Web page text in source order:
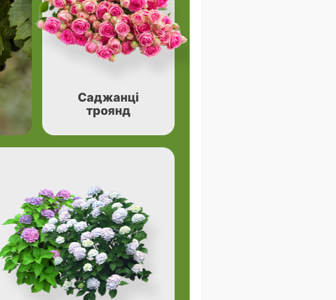
Саджанці
троянд